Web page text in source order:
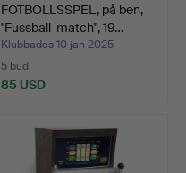
FOTBOLLSSPEL, på ben,
"Fussball-match", 19…
Klubbades 10 jan 2025
5 bud
85 USD